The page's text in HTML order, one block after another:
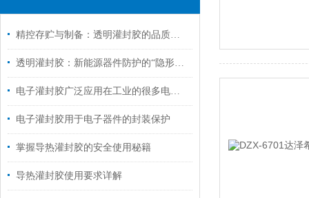
精控存贮与制备：透明灌封胶的品质保障之道
透明灌封胶：新能源器件防护的“隐形铠甲”
电子灌封胶广泛应用在工业的很多电子器件
电子灌封胶用于电子器件的封装保护
掌握导热灌封胶的安全使用秘籍
导热灌封胶使用要求详解